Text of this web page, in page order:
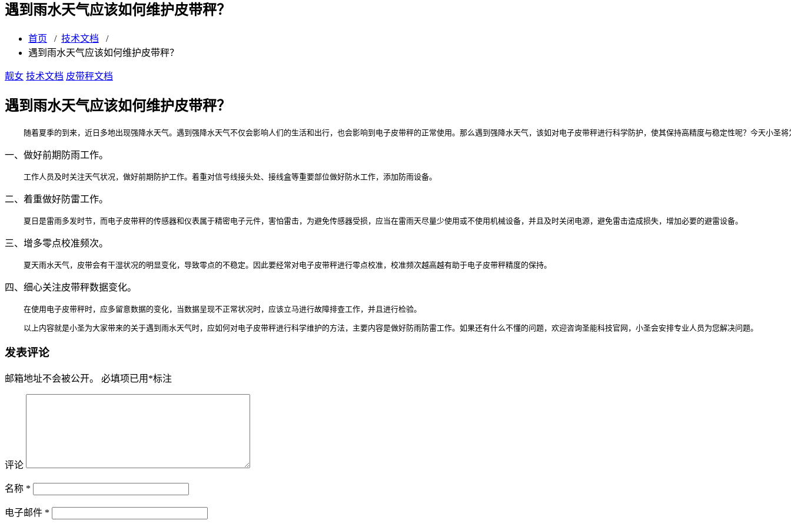
遇到雨水天气应该如何维护皮带秤？
首页 / 技术文档 /
遇到雨水天气应该如何维护皮带秤？
靓女 技术文档 皮带秤文档
遇到雨水天气应该如何维护皮带秤？
随着夏季的到来，近日多地出现强降水天气。遇到强降水天气不仅会影响人们的生活和出行，也会影响到电子皮带秤的正常使用。那么遇到强降水天气，该如对电子皮带秤进行科学防护，使其保持高精度与稳定性呢？今天小圣
一、做好前期防雨工作。
    工作人员及时关注天气状况，做好前期防护工作。着重对信号线接头处、接线盒等重要部位做好防水工作，添加防雨设备。
二、着重做好防雷工作。
    夏日是雷雨多发时节，而电子皮带秤的传感器和仪表属于精密电子元件，害怕雷击，为避免传感器受损，应当在雷雨天尽量少使用或不使用机械设备，并且及时关闭电源，避免雷击造成损失，增加必要的避雷设备。
三、增多零点校准频次。
    夏天雨水天气，皮带会有干湿状况的明显变化，导致零点的不稳定。因此要经常对电子皮带秤进行零点校准，校准频次越高越有助于电子皮带秤精度的保持。
四、细心关注皮带秤数据变化。
    在使用电子皮带秤时，应多留意数据的变化，当数据呈现不正常状况时，应该立马进行故障排查工作，并且进行检验。
    以上内容就是小圣为大家带来的关于遇到雨水天气时，应如何对电子皮带秤进行科学维护的方法，主要内容是做好防雨防雷工作。如果还有什么不懂的问题，欢迎咨询圣能科技官网，小圣会安排专业人员为您解决问题。
发表评论
邮箱地址不会被公开。 必填项已用 *标注
评论
名称 *
电子邮件 *